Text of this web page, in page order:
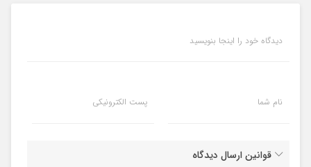
دیدگاه خود را اینجا بنویسید
نام شما پست الکترونیکی
قوانین ارسال دیدگاه